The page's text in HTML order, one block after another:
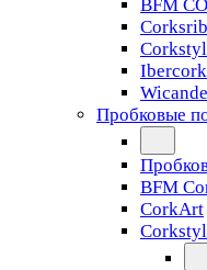
BFM
Ibercork
Пробковые
BFM
CorkArt